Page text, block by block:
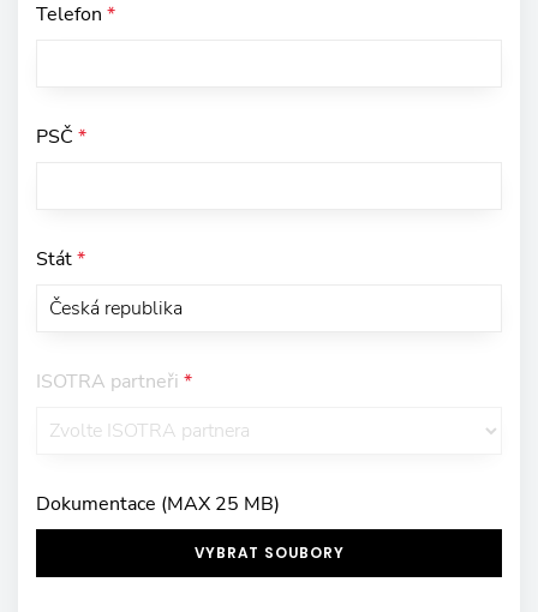
Telefon *
PSČ *
Stát*
ISOTRA partneři *
Dokumentace (MAX 25 MB)
VYBRAT SOUBORY